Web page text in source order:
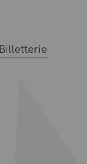
Billetterie